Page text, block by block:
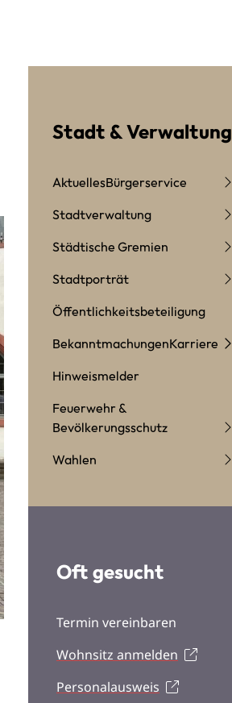
Stadt & Verwaltung
AktuellesBürgerservice
Stadtverwaltung
Städtische Gremien
Stadtporträt
Öffentlichkeitsbeteiligung
BekanntmachungenKarriere
Hinweismelder
Feuerwehr &
Bevölkerungsschutz
Wahlen
Oft gesucht
Termin vereinbaren
Wohnsitz anmelden
Personalausweis